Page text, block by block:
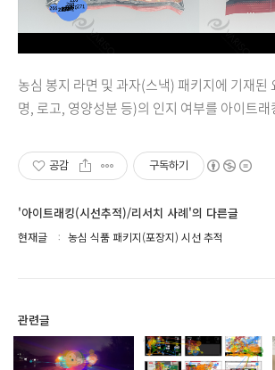
농심 봉지 라면 및 과자(스낵) 패키지에 기재된
명, 로고, 영양성분 등)의 인지 여부를 아이트
공감 구독하기
'아이트래킹(시선추적)/리서치 사례'의 다른글
현재글 농심 식품 패키지(포장지) 시선 추적
관련글